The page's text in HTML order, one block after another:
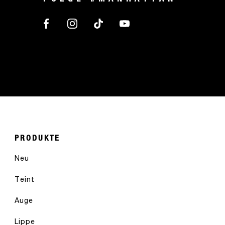
PRODUKTE
Neu
Teint
Auge
Lippe